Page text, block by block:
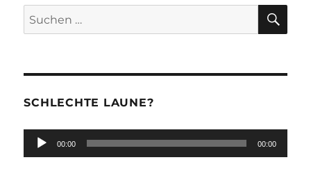
Suchen
nach:
SCHLECHTE LAUNE?
Audio-
Player
00:00 00:00